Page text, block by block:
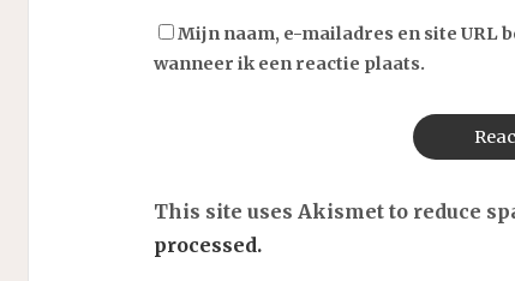
Mijn naam, e-mailadres en site URL
wanneer ik een reactie plaats.
This site uses Akismet to reduce
processed.